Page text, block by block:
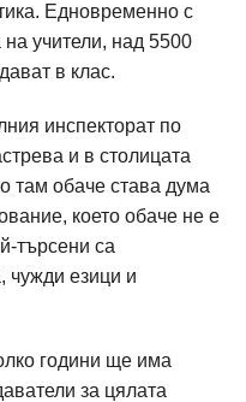
Едновременно с
на учители, над 5500
в клас.
инспекторат по
и в столицата
там обаче става дума
което обаче не е
търсени са
чужди езици и
години ще има
за цялата